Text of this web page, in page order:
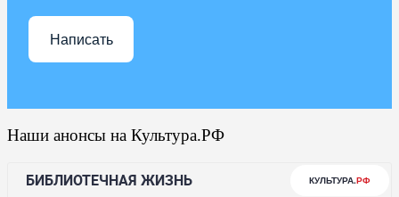
Написать
Наши анонсы на Культура.РФ